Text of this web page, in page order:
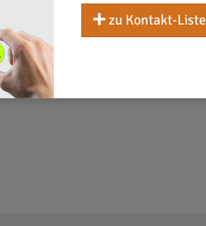
zu Kontakt-Liste